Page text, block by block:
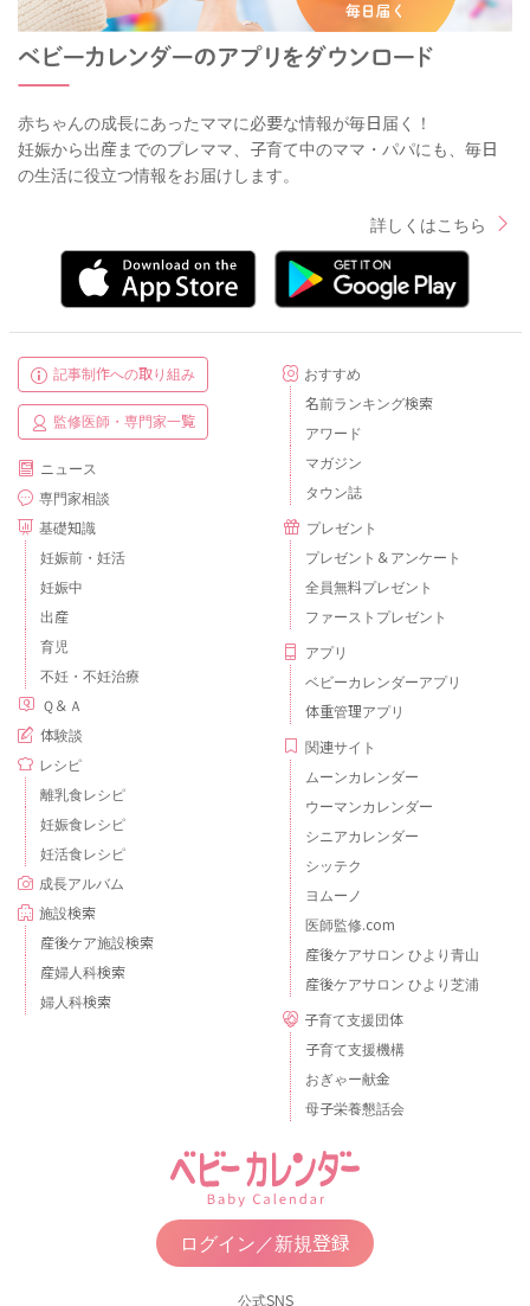
赤ちゃんの成長にあったママに必要な情報が毎日届く！
妊娠から出産までのプレママ、子育て中のママ・パパにも、毎日
の生活に役立つ情報をお届けします。
詳しくはこちら
記事制作への取り組み
監修医師・専門家一覧
ニュース
専門家相談
基礎知識
妊娠前・妊活
妊娠中
出産
育児
不妊・不妊治療
Ｑ＆Ａ
体験談
レシピ
離乳食レシピ
妊娠食レシピ
妊活食レシピ
成長アルバム
施設検索
産後ケア施設検索
産婦人科検索
婦人科検索
おすすめ
名前ランキング検索
アワード
マガジン
タウン誌
プレゼント
プレゼント＆アンケート
全員無料プレゼント
ファーストプレゼント
アプリ
ベビーカレンダーアプリ
体重管理アプリ
関連サイト
ムーンカレンダー
ウーマンカレンダー
シニアカレンダー
シッテク
ヨムーノ
医師監修.com
産後ケアサロン ひより青山
産後ケアサロン ひより芝浦
子育て支援団体
子育て支援機構
おぎゃー献金
母子栄養懇話会
ログイン／新規登録
公式SNS